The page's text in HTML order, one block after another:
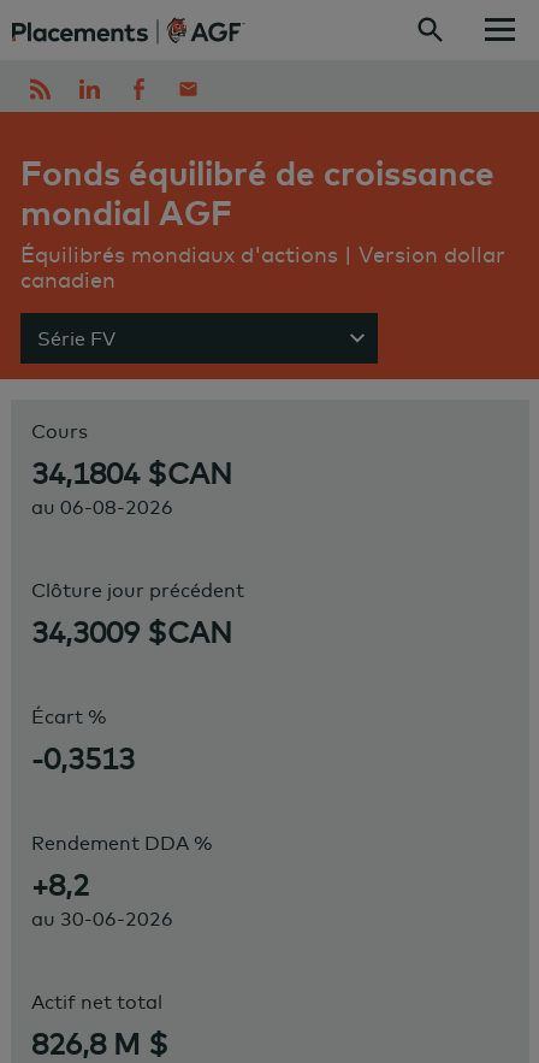
Fonds équilibré de croissance
mondial AGF
Équilibrés mondiaux d'actions | Version dollar
canadien
Série FV Show menu
Cours
34,1804 $CAN
au 06-08-2026
Clôture jour précédent
34,3009 $CAN
Écart %
-0,3513
Rendement DDA %
+8,2
au 30-06-2026
Actif net total
826,8 M $